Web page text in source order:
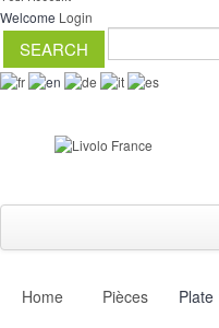
Welcome Login
Switch
Home Pièces